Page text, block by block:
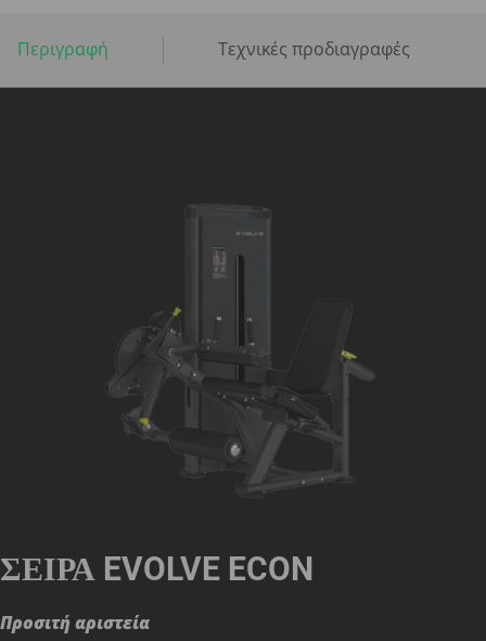
Περιγραφή Τεχνικές προδιαγραφές
ΣΕΙΡΆ EVOLVE ECON
Προσιτή αριστεία